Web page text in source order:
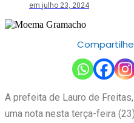
em julho 23, 2024
A prefeita de Lauro de
uma nota nesta terça-feira